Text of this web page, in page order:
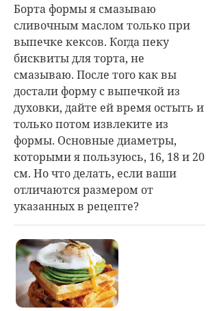
Борта формы я смазываю
сливочным маслом только при
выпечке кексов. Когда пеку
бисквиты для торта, не
смазываю. После того как вы
достали форму с выпечкой из
духовки, дайте ей время остыть и
только потом извлеките из
формы. Основные диаметры,
которыми я пользуюсь, 16, 18 и 20
см. Но что делать, если ваши
отличаются размером от
указанных в рецепте?